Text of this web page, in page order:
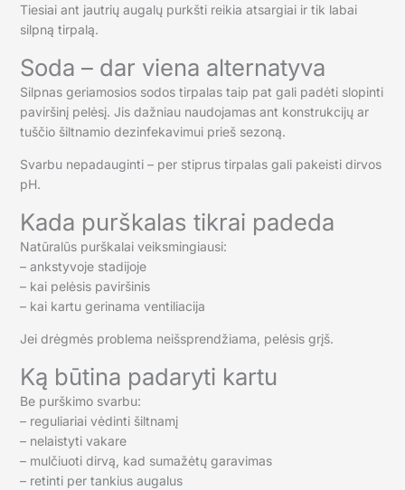
Tiesiai ant jautrių augalų purkšti reikia atsargiai ir tik labai
silpną tirpalą.
Soda – dar viena alternatyva
Silpnas geriamosios sodos tirpalas taip pat gali padėti slopinti
paviršinį pelėsį. Jis dažniau naudojamas ant konstrukcijų ar
tuščio šiltnamio dezinfekavimui prieš sezoną.
Svarbu nepadauginti – per stiprus tirpalas gali pakeisti dirvos
pH.
Kada purškalas tikrai padeda
Natūralūs purškalai veiksmingiausi:
– ankstyvoje stadijoje
– kai pelėsis paviršinis
– kai kartu gerinama ventiliacija
Jei drėgmės problema neišsprendžiama, pelėsis grįš.
Ką būtina padaryti kartu
Be purškimo svarbu:
– reguliariai vėdinti šiltnamį
– nelaistyti vakare
– mulčiuoti dirvą, kad sumažėtų garavimas
– retinti per tankius augalus